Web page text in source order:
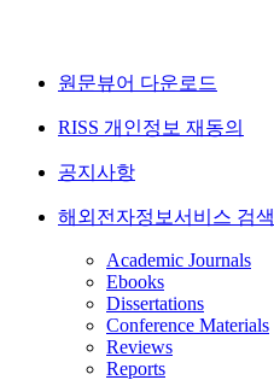
원문뷰어 다운로드
RISS 개인정보 재동의
공지사항
해외전자정보서비스 검색
Academic Journals
Ebooks
Dissertations
Conference Materials
Reviews
Reports